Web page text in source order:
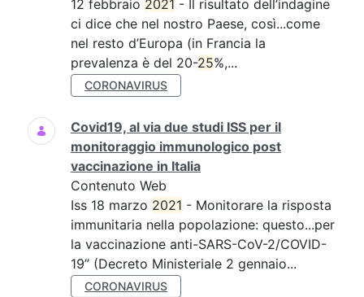
12 febbraio 2021 - Il risultato dell’indagine
ci dice che nel nostro Paese, così...come
nel resto d’Europa (in Francia la
prevalenza è del 20-25%,...
CORONAVIRUS
Covid19, al via due studi ISS per il
monitoraggio immunologico post
vaccinazione in Italia
Contenuto Web
Iss 18 marzo 2021 - Monitorare la risposta
immunitaria nella popolazione: questo...per
la vaccinazione anti-SARS-CoV-2/COVID-
19” (Decreto Ministeriale 2 gennaio...
CORONAVIRUS